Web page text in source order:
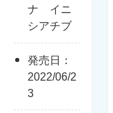
ナ イニ
シアチブ
発売日：
2022/06/2
3